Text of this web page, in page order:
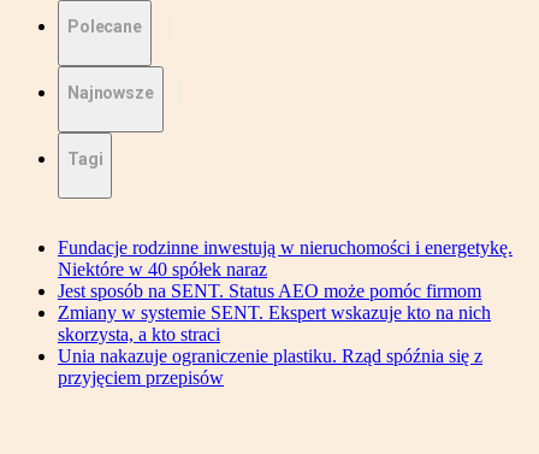
Polecane
Najnowsze
Tagi
Fundacje rodzinne inwestują w nieruchomości i energetykę.
Niektóre w 40 spółek naraz
Jest sposób na SENT. Status AEO może pomóc firmom
Zmiany w systemie SENT. Ekspert wskazuje kto na nich
skorzysta, a kto straci
Unia nakazuje ograniczenie plastiku. Rząd spóźnia się z
przyjęciem przepisów